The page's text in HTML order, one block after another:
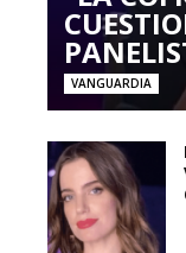
VANGUARDIA